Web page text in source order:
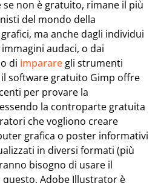
se non è gratuito, rimane il più
del mondo della
ma anche dagli individui
audaci, o dai
di imparare gli strumenti
software gratuito Gimp offre
per provare la
la controparte gratuita
che vogliono creare
grafica o poster informativi
in diversi formati (più
bisogno di usare il
Adobe Illustrator è